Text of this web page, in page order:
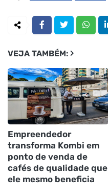
VEJA TAMBÉM:
Empreendedor
transforma Kombi em
ponto de venda de
cafés de qualidade que
ele mesmo beneficia